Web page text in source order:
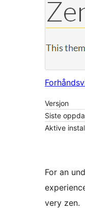
Versjon
Siste
Aktive
For an
very zen.